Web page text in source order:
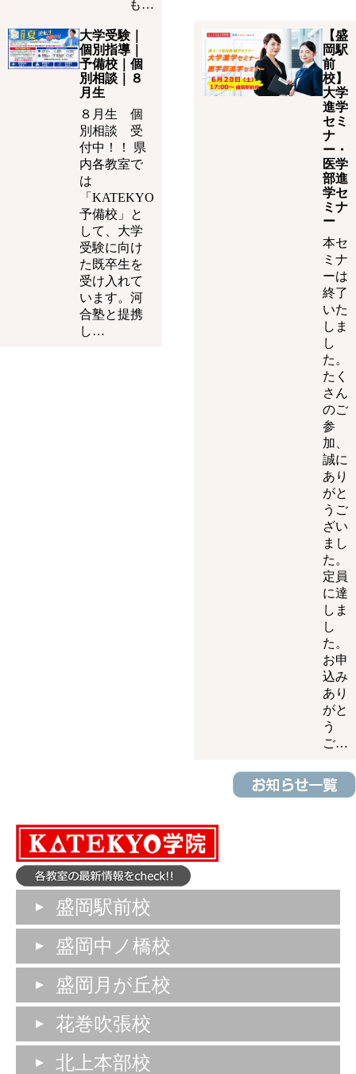
も…
大学受験｜
個別指導｜
予備校｜個
別相談｜８
月生
８月生 個
別相談 受
付中！！ 県
内各教室で
は
「KATEKYO
予備校」と
して、大学
受験に向け
た既卒生を
受け入れて
います。河
合塾と提携
し…
【盛
岡駅
前
校】
大学
進学
セミ
ナ
ー・
医学
部進
学セ
ミナ
ー
本セ
ミナ
ーは
終了
いた
しま
し
た。
たく
さん
のご
参
加、
誠に
あり
がと
うご
ざい
まし
た。
定員
に達
しま
し
た。
お申
込み
あり
がと
う
ご…
盛岡駅前校
盛岡中ノ橋校
盛岡月が丘校
花巻吹張校
北上本部校